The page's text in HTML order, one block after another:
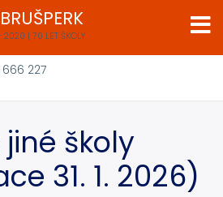
2020 | 70 LET ŠKOLY
227
školy
31. 1. 2026)